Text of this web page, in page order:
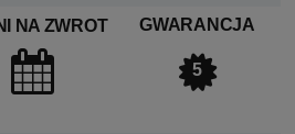
NA ZWROT GWARANCJA
5